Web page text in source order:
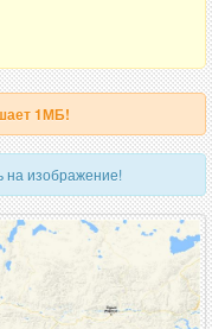
1МБ!
на изображение!